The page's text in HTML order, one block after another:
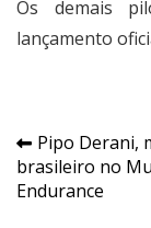
Os demais
lançamento
de
Pipo Derani,
brasileiro no
Endurance